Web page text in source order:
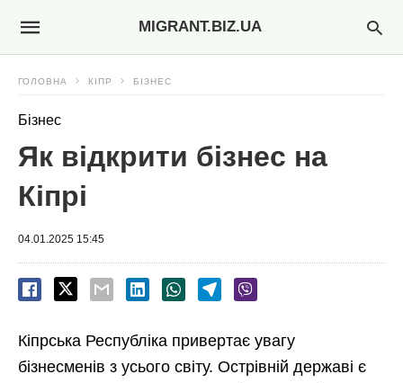
MIGRANT.BIZ.UA
ГОЛОВНА КІПР БІЗНЕС
Бізнес
Як відкрити бізнес на
Кіпрі
04.01.2025 15:45
Кіпрська Республіка привертає увагу
бізнесменів з усього світу. Острівній державі є